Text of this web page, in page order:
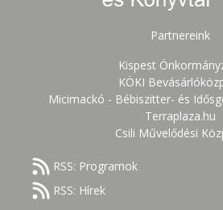
Partnereink
Kispest
KÖKI
Micimackó - Bébiszitter- és
Terraplaza.hu
Csili Művelődési
RSS: Programok
RSS: Hírek